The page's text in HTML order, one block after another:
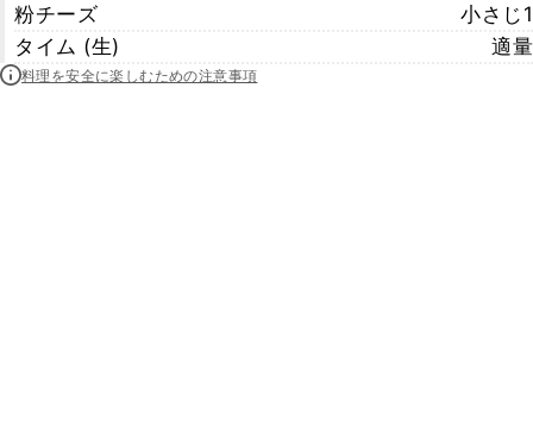
粉チーズ
小さじ1
タイム (生)
適量
料理を安全に楽しむための注意事項